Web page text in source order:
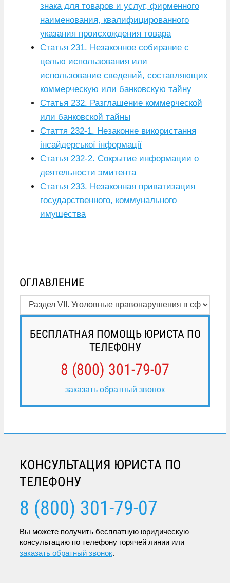
знака для товаров и услуг, фирменного
наименования, квалифицированного
указания происхождения товара
Статья 231. Незаконное собирание с
целью использования или
использование сведений, составляющих
коммерческую или банковскую тайну
Статья 232. Разглашение коммерческой
или банковской тайны
Стаття 232-1. Незаконне використання
інсайдерської інформації
Статья 232-2. Сокрытие информации о
деятельности эмитента
Статья 233. Незаконная приватизация
государственного, коммунального
имущества
ОГЛАВЛЕНИЕ
БЕСПЛАТНАЯ ПОМОЩЬ ЮРИСТА ПО
ТЕЛЕФОНУ
8 (800) 301-79-07
заказать обратный звонок
КОНСУЛЬТАЦИЯ ЮРИСТА ПО
ТЕЛЕФОНУ
8 (800) 301-79-07
Вы можете получить бесплатную юридическую
консультацию по телефону горячей линии или
заказать обратный звонок.